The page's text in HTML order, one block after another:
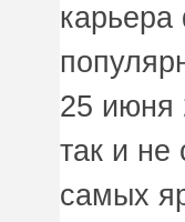
25 июня
так и не
самых